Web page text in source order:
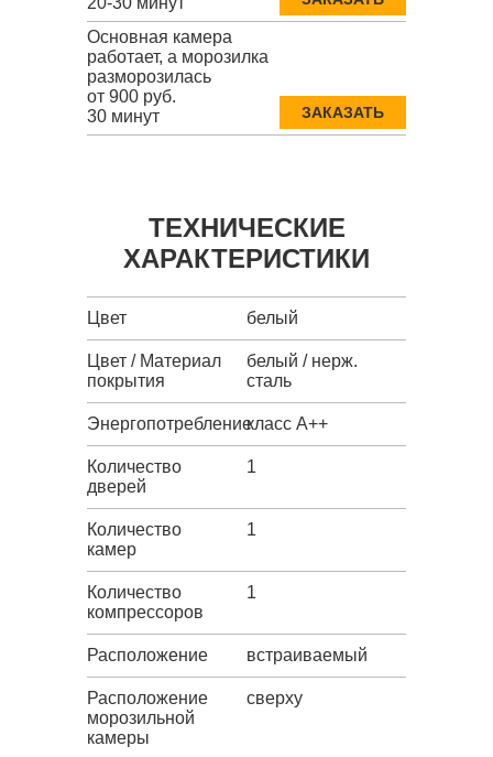
Основная камера
работает, а морозилка
разморозилась
от 900 руб.
30 минут
ЗАКАЗАТЬ
ТЕХНИЧЕСКИЕ
ХАРАКТЕРИСТИКИ
Цвет белый
Цвет / Материал
покрытия
белый / нерж.
сталь
Энергопотреблениекласс A++
Количество
дверей
1
Количество
камер
1
Количество
компрессоров
1
Расположение встраиваемый
Расположение
морозильной
камеры
сверху